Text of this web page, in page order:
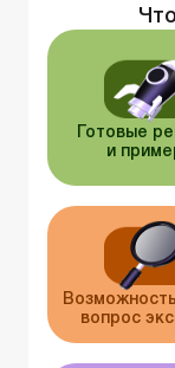
Готовые
и
вопрос